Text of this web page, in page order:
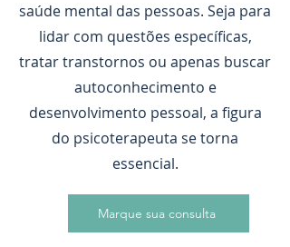
saúde mental das pessoas. Seja para
lidar com questões específicas,
tratar transtornos ou apenas buscar
autoconhecimento e
desenvolvimento pessoal, a figura
do psicoterapeuta se torna
essencial.
Marque sua consulta